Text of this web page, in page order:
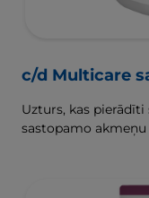
c/d Multicare
Uzturs, kas
sastopamo